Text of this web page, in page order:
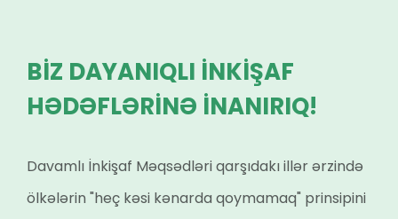
BİZ DAYANIQLI İNKİŞAF
HƏDƏFLƏRİNƏ İNANIRIQ!
Davamlı İnkişaf Məqsədləri qarşıdakı illər ərzində
ölkələrin "heç kəsi kənarda qoymamaq" prinsipini